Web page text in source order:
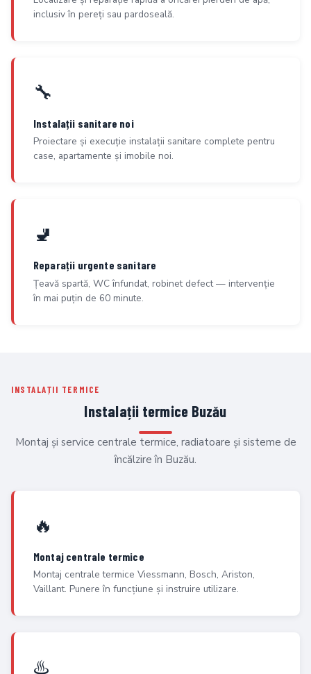
inclusiv în pereți sau pardoseală.
🔧
Instalații sanitare noi
Proiectare și execuție instalații sanitare complete pentru
case, apartamente și imobile noi.
🚽
Reparații urgente sanitare
Țeavă spartă, WC înfundat, robinet defect — intervenție
în mai puțin de 60 minute.
INSTALAȚII TERMICE
Instalații termice Buzău
Montaj și service centrale termice, radiatoare și sisteme de
încălzire în Buzău.
🔥
Montaj centrale termice
Montaj centrale termice Viessmann, Bosch, Ariston,
Vaillant. Punere în funcțiune și instruire utilizare.
♨️